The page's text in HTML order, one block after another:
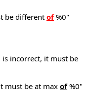
be differentof%0"
incorrect, it must be
must be at max of%0"